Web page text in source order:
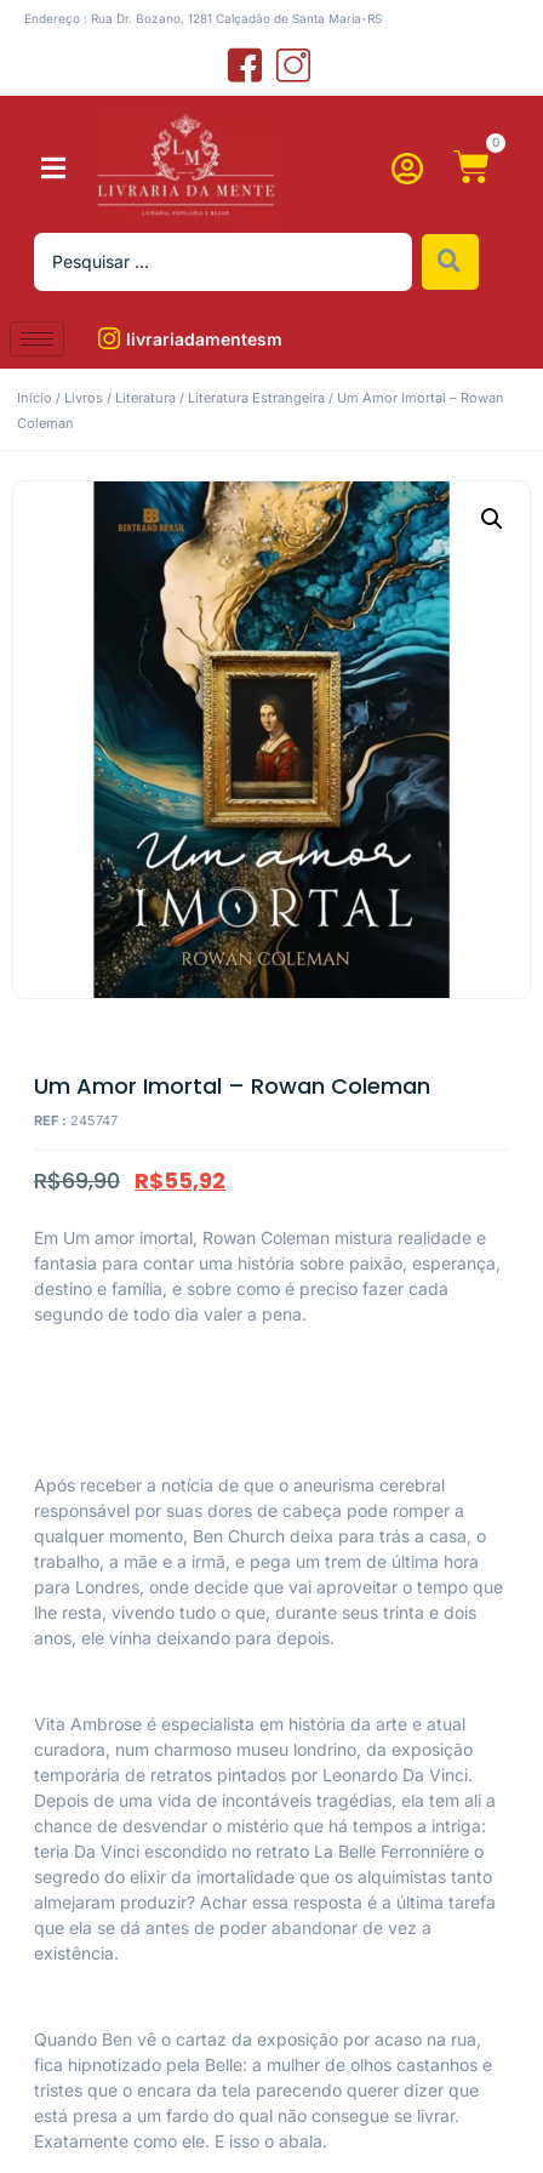
Endereço : Rua Dr. Bozano, 1281 Calçadão de Santa Maria-RS
0
livrariadamentesm
Início / Livros / Literatura / Literatura Estrangeira / Um Amor Imortal – Rowan
Coleman
Um Amor Imortal – Rowan Coleman
REF : 245747
R$69,90 R$55,92
Em Um amor imortal , Rowan Coleman mistura realidade e
fantasia para contar uma história sobre paixão, esperança,
destino e família, e sobre como é preciso fazer cada
segundo de todo dia valer a pena.
Após receber a notícia de que o aneurisma cerebral
responsável por suas dores de cabeça pode romper a
qualquer momento, Ben Church deixa para trás a casa, o
trabalho, a mãe e a irmã, e pega um trem de última hora
para Londres, onde decide que vai aproveitar o tempo que
lhe resta, vivendo tudo o que, durante seus trinta e dois
anos, ele vinha deixando para depois.
Vita Ambrose é especialista em história da arte e atual
curadora, num charmoso museu londrino, da exposição
temporária de retratos pintados por Leonardo Da Vinci.
Depois de uma vida de incontáveis tragédias, ela tem ali a
chance de desvendar o mistério que há tempos a intriga:
teria Da Vinci escondido no retrato La Belle Ferronnière o
segredo do elixir da imortalidade que os alquimistas tanto
almejaram produzir? Achar essa resposta é a última tarefa
que ela se dá antes de poder abandonar de vez a
existência.
Quando Ben vê o cartaz da exposição por acaso na rua,
fica hipnotizado pela Belle: a mulher de olhos castanhos e
tristes que o encara da tela parecendo querer dizer que
está presa a um fardo do qual não consegue se livrar.
Exatamente como ele. E isso o abala.